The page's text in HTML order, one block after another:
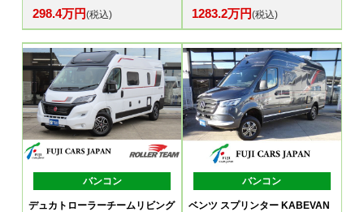
298.4万円(税込) 1283.2万円(税込)
バンコン
デュカトローラーチームリビング
バンコン
ベンツ スプリンター KABEVAN